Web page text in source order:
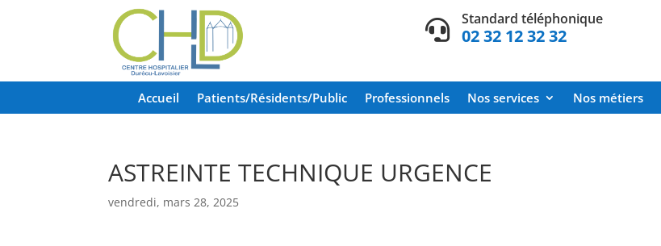
 Standard téléphonique
02 32 12 32 32
Accueil Patients/Résidents/Public Professionnels Nos services Nos métiers
ASTREINTE TECHNIQUE URGENCE
vendredi, mars 28, 2025